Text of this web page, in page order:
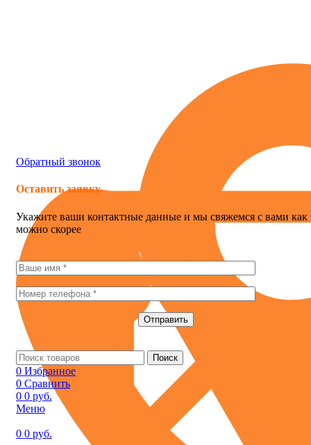
Обратный звонок
Оставить заявку
Укажите ваши контактные данные и мы свяжемся с вами как
можно скорее
Поиск
0 Избранное
0 Сравнить
0 0 руб.
Меню
0 0 руб.